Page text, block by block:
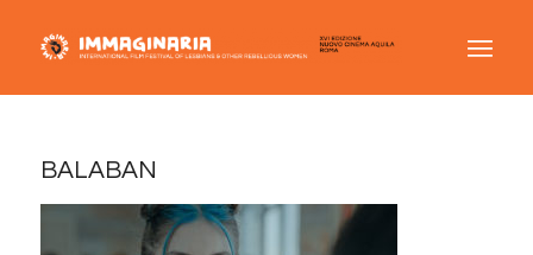
BALABAN